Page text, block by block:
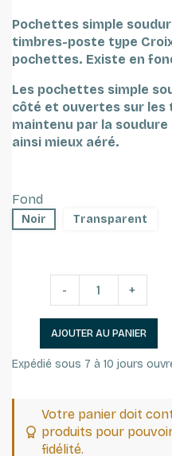
Pochettes simple
timbres-poste type
pochettes. Existe en
Les pochettes simple
côté et ouvertes sur
maintenu par la
ainsi mieux aéré.
Fond
Noir Transparent
- +
AJOUTER AU PANIER
Expédié sous 7 à 10 jours
Votre panier doit
produits pour
fidélité.